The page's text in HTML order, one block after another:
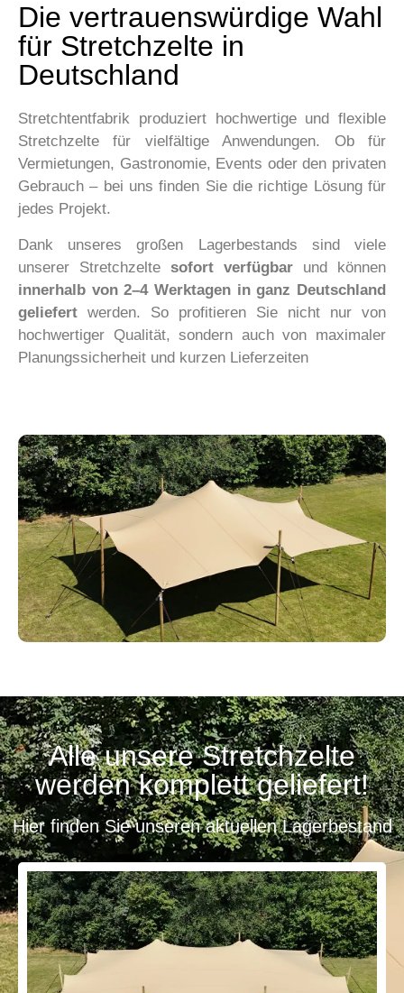
Die vertrauenswürdige Wahl
für Stretchzelte in
Deutschland
Stretchtentfabrik produziert hochwertige und flexible
Stretchzelte für vielfältige Anwendungen. Ob für
Vermietungen, Gastronomie, Events oder den privaten
Gebrauch – bei uns finden Sie die richtige Lösung für
jedes Projekt.
Dank unseres großen Lagerbestands sind viele
unserer Stretchzelte sofort verfügbar und können
innerhalb von 2–4 Werktagen in ganz Deutschland
geliefert werden. So profitieren Sie nicht nur von
hochwertiger Qualität, sondern auch von maximaler
Planungssicherheit und kurzen Lieferzeiten
Alle unsere Stretchzelte
werden komplett geliefert!
Hier finden Sie unseren aktuellen Lagerbestand